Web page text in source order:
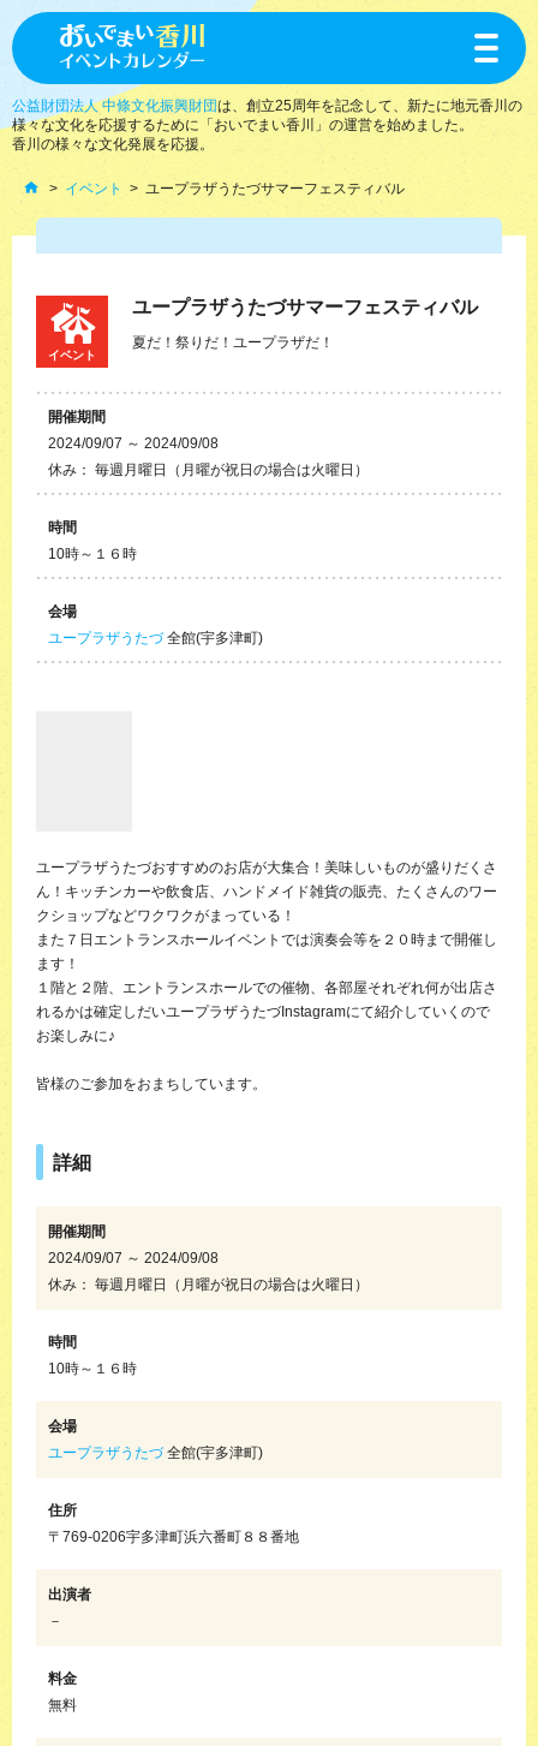
toggle
公益財団法人 中條文化振興財団は、創立25周年を記念して、新たに地元香川の
様々な文化を応援するために「おいでまい香川」の運営を始めました。
香川の様々な文化発展を応援。
イベント ユープラザうたづサマーフェスティバル
イベント
ユープラザうたづサマーフェスティバル
夏だ！祭りだ！ユープラザだ！
開催期間
2024/09/07 ～ 2024/09/08
休み： 毎週月曜日（月曜が祝日の場合は火曜日）
時間
10時～１６時
会場
ユープラザうたづ全館(宇多津町)
ユープラザうたづおすすめのお店が大集合！美味しいものが盛りだくさ
ん！キッチンカーや飲食店、ハンドメイド雑貨の販売、たくさんのワー
クショップなどワクワクがまっている！
また７日エントランスホールイベントでは演奏会等を２０時まで開催し
ます！
１階と２階、エントランスホールでの催物、各部屋それぞれ何が出店さ
れるかは確定しだいユープラザうたづInstagramにて紹介していくので
お楽しみに♪
皆様のご参加をおまちしています。
詳細
開催期間
2024/09/07 ～ 2024/09/08
休み： 毎週月曜日（月曜が祝日の場合は火曜日）
時間
10時～１６時
会場
ユープラザうたづ全館(宇多津町)
住所
〒769-0206宇多津町浜六番町８８番地
出演者
－
料金
無料